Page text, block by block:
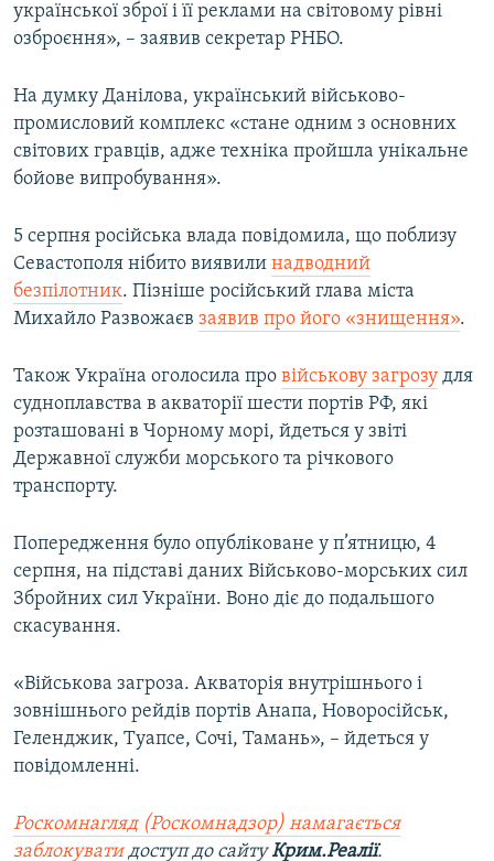
української зброї і її реклами на світовому рівні
озброєння», – заявив секретар РНБО.
На думку Данілова, український військово-
промисловий комплекс «стане одним з основних
світових гравців, адже техніка пройшла унікальне
бойове випробування».
5 серпня російська влада повідомила, що поблизу
Севастополя нібито виявили надводний
безпілотник. Пізніше російський глава міста
Михайло Развожаєв заявив про його «знищення».
Також Україна оголосила про військову загрозу для
судноплавства в акваторії шести портів РФ, які
розташовані в Чорному морі, йдеться у звіті
Державної служби морського та річкового
транспорту.
Попередження було опубліковане у п’ятницю, 4
серпня, на підставі даних Військово-морських сил
Збройних сил України. Воно діє до подальшого
скасування.
«Військова загроза. Акваторія внутрішнього і
зовнішнього рейдів портів Анапа, Новоросійськ,
Геленджик, Туапсе, Сочі, Тамань», – йдеться у
повідомленні.
Роскомнагляд (Роскомнадзор) намагається
заблокуватидоступ до сайтуКрим.Реалії.